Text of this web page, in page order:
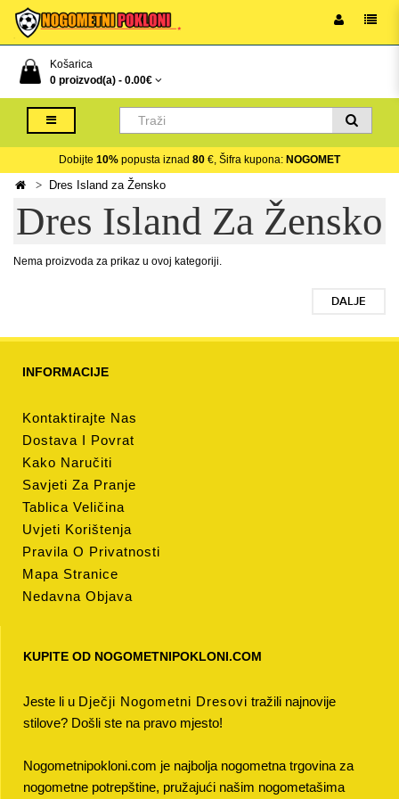
Košarica
0 proizvod(a) - 0.00€
Dobijte 10% popusta iznad 80 €, Šifra kupona: NOGOMET
Dres Island za Žensko
Dres Island Za Žensko
Nema proizvoda za prikaz u ovoj kategoriji.
DALJE
INFORMACIJE
Kontaktirajte Nas
Dostava I Povrat
Kako Naručiti
Savjeti Za Pranje
Tablica Veličina
Uvjeti Korištenja
Pravila O Privatnosti
Mapa Stranice
Nedavna Objava
KUPITE OD NOGOMETNIPOKLONI.COM
Jeste li u Dječji Nogometni Dresovi tražili najnovije
stilove? Došli ste na pravo mjesto!
Nogometnipokloni.com je najbolja nogometna trgovina za
nogometne potrepštine, pružajući našim nogometašima